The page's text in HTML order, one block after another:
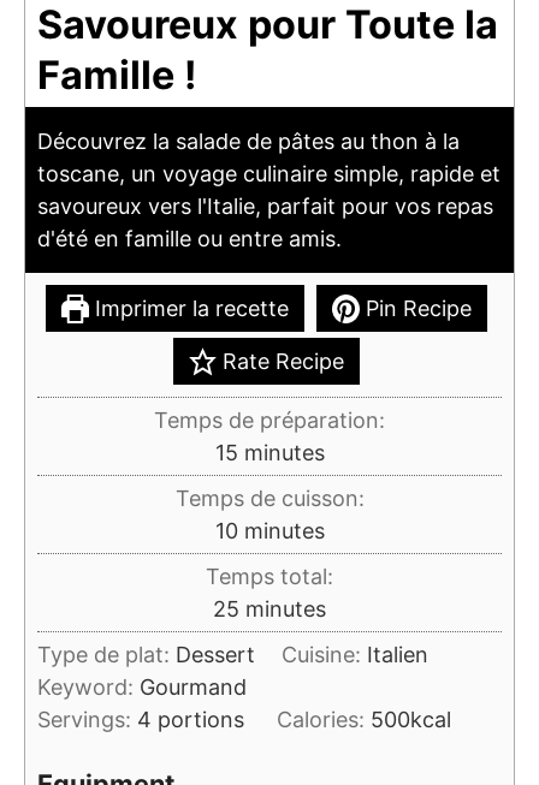
Savoureux pour Toute la
Famille !
Découvrez la salade de pâtes au thon à la
toscane, un voyage culinaire simple, rapide et
savoureux vers l'Italie, parfait pour vos repas
d'été en famille ou entre amis.
Imprimer la recette Pin Recipe
Rate Recipe
Temps de préparation:
15minutes
minutes
Temps de cuisson:
10minutes
minutes
Temps total:
25 minutes
minutes
Type de plat: Dessert Cuisine: Italien
Keyword: Gourmand
Servings: 4 portions Calories: 500kcal